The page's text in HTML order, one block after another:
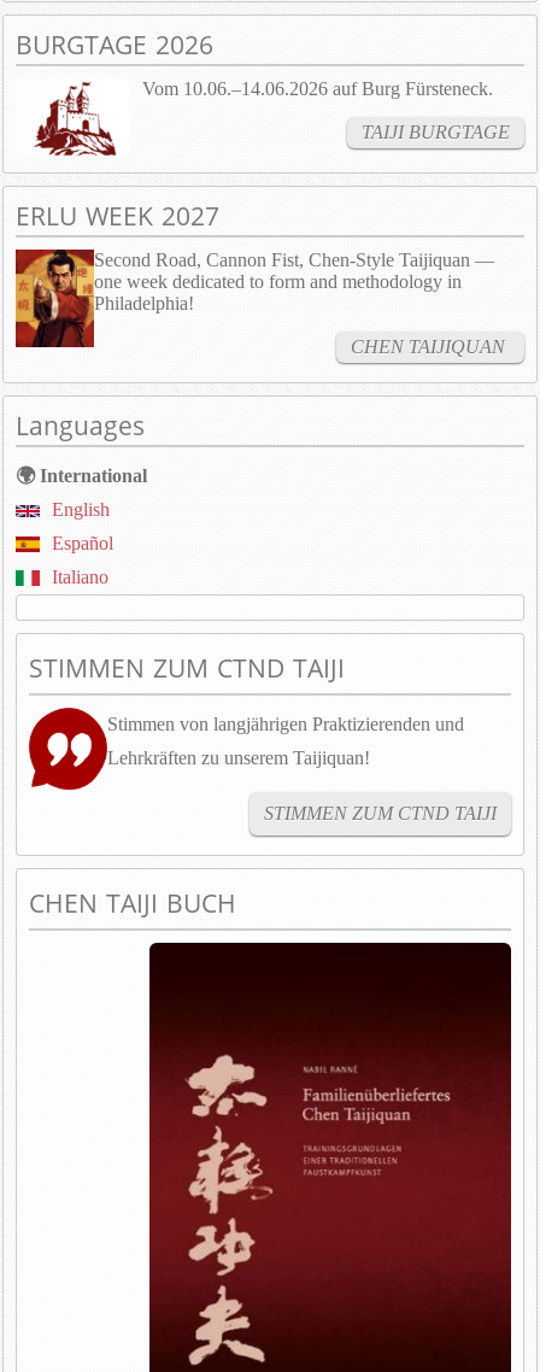
BURGTAGE 2026
Vom 10.06.–14.06.2026 auf Burg Fürsteneck.
TAIJI BURGTAGE
ERLU WEEK 2027
Second Road, Cannon Fist, Chen-Style Taijiquan —
one week dedicated to form and methodology in
Philadelphia!
CHEN TAIJIQUAN
Languages
🌍 International
English
Español
Italiano
STIMMEN ZUM CTND TAIJI
Stimmen von langjährigen Praktizierenden und
Lehrkräften zu unserem Taijiquan!
STIMMEN ZUM CTND TAIJI
CHEN TAIJI BUCH